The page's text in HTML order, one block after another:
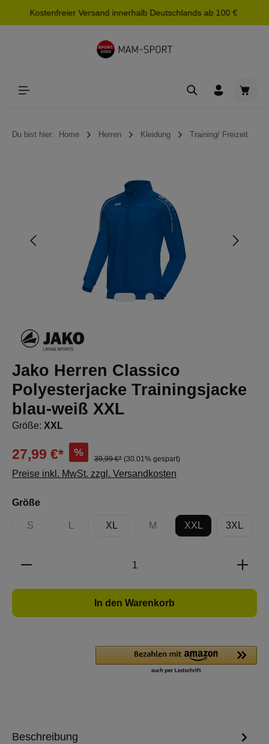
springen
Kostenfreier Versand innerhalb Deutschlands ab 100 €
Du bist hier: Home Herren Kleidung Training/ Freizeit
Jako Herren Classico
Polyesterjacke Trainingsjacke
blau-weiß XXL
Größe: XXL
27,99 €* %
39,99 €* (30.01% gespart)
Preise inkl. MwSt. zzgl. Versandkosten
Größeauswählen
S
(Diese Option ist zurzeit nicht verfügbar.)
(Diese Option ist zurzeit nicht verfügbar.)
XL M
(Diese Option ist zurzeit nicht
XXL 3XL
Produkt Anzahl: Gib den gewünschten
In den Warenkorb
Beschreibung